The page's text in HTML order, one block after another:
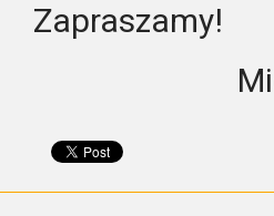
Zapraszamy!